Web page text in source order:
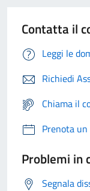
Contatta il
Leggi le
Richiedi
Chiama il
Prenota
Problemi in
Segnala